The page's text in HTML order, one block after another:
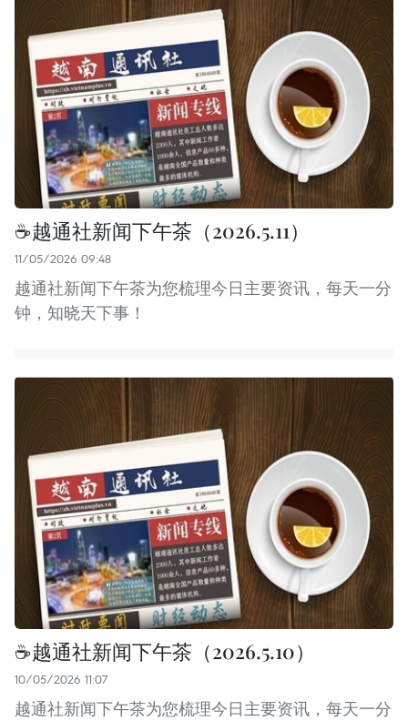
☕️越通社新闻下午茶（2026.5.11）
11/05/2026 09:48
越通社新闻下午茶为您梳理今日主要资讯，每天一分
钟，知晓天下事！
☕️越通社新闻下午茶（2026.5.10）
10/05/2026 11:07
越通社新闻下午茶为您梳理今日主要资讯，每天一分